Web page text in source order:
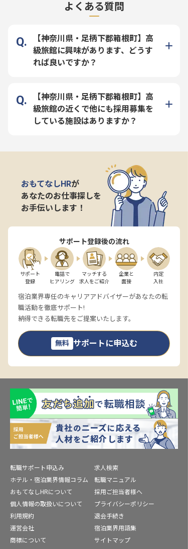
よくある質問
【神奈川県・足柄下郡箱根町】高
級旅館に興味があります、どうす
れば良いですか？
【神奈川県・足柄下郡箱根町】高
級旅館の近くで他にも採用募集を
している施設はありますか？
おもてなしHRが
あなたのお仕事探しを
お手伝いします！
サポート登録後の流れ
サポート
登録
電話で
ヒアリング
マッチする
求人をご紹介
企業と
面接
内定
入社
宿泊業界専任のキャリアアドバイザーがあなたの転
職活動を徹底サポート!
納得できる転職先をご提案いたします。
無料 サポートに申込む
転職サポート申込み
求人検索
ホテル・宿泊業界情報コラム
転職マニュアル
おもてなしHRについて
採用ご担当者様へ
個人情報の取扱いについて
プライバシーポリシー
利用規約
退会手続き
運営会社
宿泊業界用語集
商標について
サイトマップ